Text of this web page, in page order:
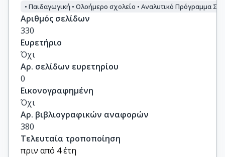
• Παιδαγωγική • Ολοήμερο σχολείο • Αναλυτικό Πρόγραμμα
Αριθμός σελίδων
330
Ευρετήριο
Όχι
Αρ. σελίδων ευρετηρίου
0
Εικονογραφημένη
Όχι
Αρ. βιβλιογραφικών αναφορών
380
Τελευταία τροποποίηση
πριν από 4 έτη